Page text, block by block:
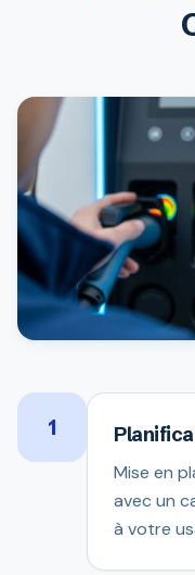
1
Mise en
avec un
à votre